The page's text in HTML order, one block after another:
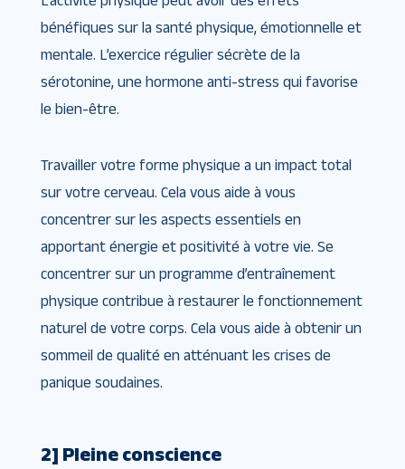
bénéfiques sur la santé physique, émotionnelle et
mentale. L’exercice régulier sécrète de la
sérotonine, une hormone anti-stress qui favorise
le bien-être.
Travailler votre forme physique a un impact total
sur votre cerveau. Cela vous aide à vous
concentrer sur les aspects essentiels en
apportant énergie et positivité à votre vie. Se
concentrer sur un programme d’entraînement
physique contribue à restaurer le fonctionnement
naturel de votre corps. Cela vous aide à obtenir un
sommeil de qualité en atténuant les crises de
panique soudaines.
2] Pleine conscience